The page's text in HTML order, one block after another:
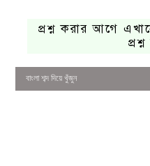
প্রশ্ন করার আগে